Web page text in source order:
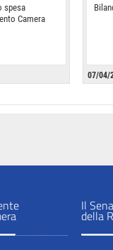
spesa
Camera
07/04/
Il
della